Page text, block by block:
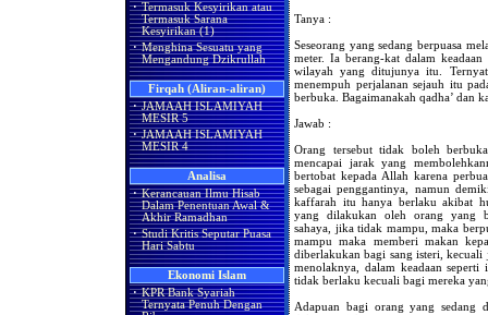
· Termasuk Kesyirikan atau
Termasuk Sarana
Kesyirikan (1)
· Menghina Sesuatu yang
Mengandung Dzikrullah
Firqah (Aliran-aliran)
· JAMAAH ISLAMIYAH
MESIR 5
· JAMAAH ISLAMIYAH
MESIR 4
Analisa
· Kerancauan Ilmu Hisab
Dalam Penentuan Awal &
Akhir Ramadhan
· Studi Kritis Seputar Puasa
Hari Sabtu
Ekonomi Islam
· KPR Bank Syariah
Ternyata Penuh Dengan
Tanya :
Seseorang yang sedang berpuasa
meter. Ia berang-kat dalam
wilayah yang ditujunya itu.
menempuh perjalanan sejauh itu
berbuka. Bagaimanakah qadha’ dan
Jawab :
Orang tersebut tidak boleh
mencapai jarak yang
bertobat kepada Allah karena
sebagai penggantinya, namun
kaffarah itu hanya berlaku akibat
yang dilakukan oleh orang yang
sahaya, jika tidak mampu, maka
mampu maka memberi makan
diberlakukan bagi sang isteri, kecuali
menolaknya, dalam keadaan
tidak berlaku kecuali bagi mereka
Adapuan bagi orang yang sedang